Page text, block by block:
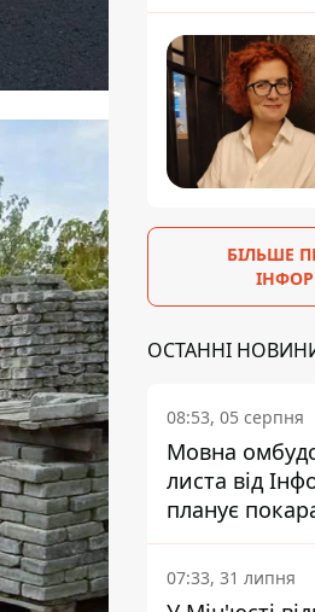
БІЛЬШЕ
ОСТАННІ
08:53, 05 серпня
Мовна
листа від
планує
підрядника
07:33, 31 липня